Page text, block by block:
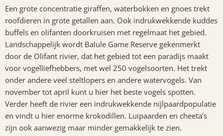
Een grote concentratie giraffen, waterbokken en gnoes trekt
roofdieren in grote getallen aan. Ook indrukwekkende kuddes
buffels en olifanten doorkruisen met regelmaat het gebied.
Landschappelijk wordt Balule Game Reserve gekenmerkt
door de Olifant rivier, dat het gebied tot een paradijs maakt
voor vogelliefhebbers, met wel 250 vogelsoorten. Het trekt
onder andere veel steltlopers en andere watervogels. Van
november tot april kunt u hier het beste vogels spotten.
Verder heeft de rivier een indrukwekkende nijlpaardpopulatie
en vindt u hier enorme krokodillen. Luipaarden en cheeta’s
zijn ook aanwezig maar minder gemakkelijk te zien.